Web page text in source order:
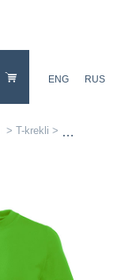
ENG RUS
> T-krekli >